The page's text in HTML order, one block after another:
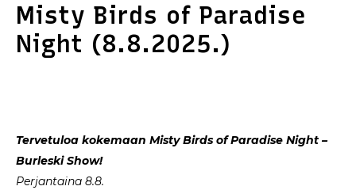
Misty Birds of Paradise
Night (8.8.2025.)
Tervetuloa kokemaan Misty Birds of Paradise Night –
Burleski Show!
Perjantaina 8.8.